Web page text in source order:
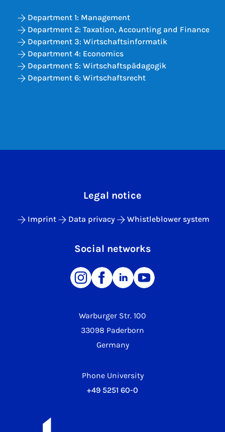
Department 1: Management
Department 2: Taxation, Accounting and Finance
Department 3: Wirtschaftsinformatik
Department 4: Economics
Department 5: Wirtschaftspädagogik
Department 6: Wirtschaftsrecht
Warburger Str. 100
33098 Paderborn
Germany
Phone University
+49 5251 60-0
Legal notice
Imprint Data privacy Whistleblower system
Social networks